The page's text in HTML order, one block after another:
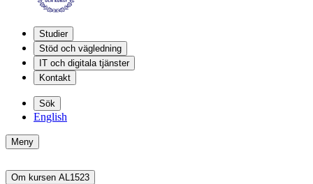
Studier
Stöd och vägledning
IT och digitala tjänster
Kontakt
Sök
English
Meny
Om kursen AL1523